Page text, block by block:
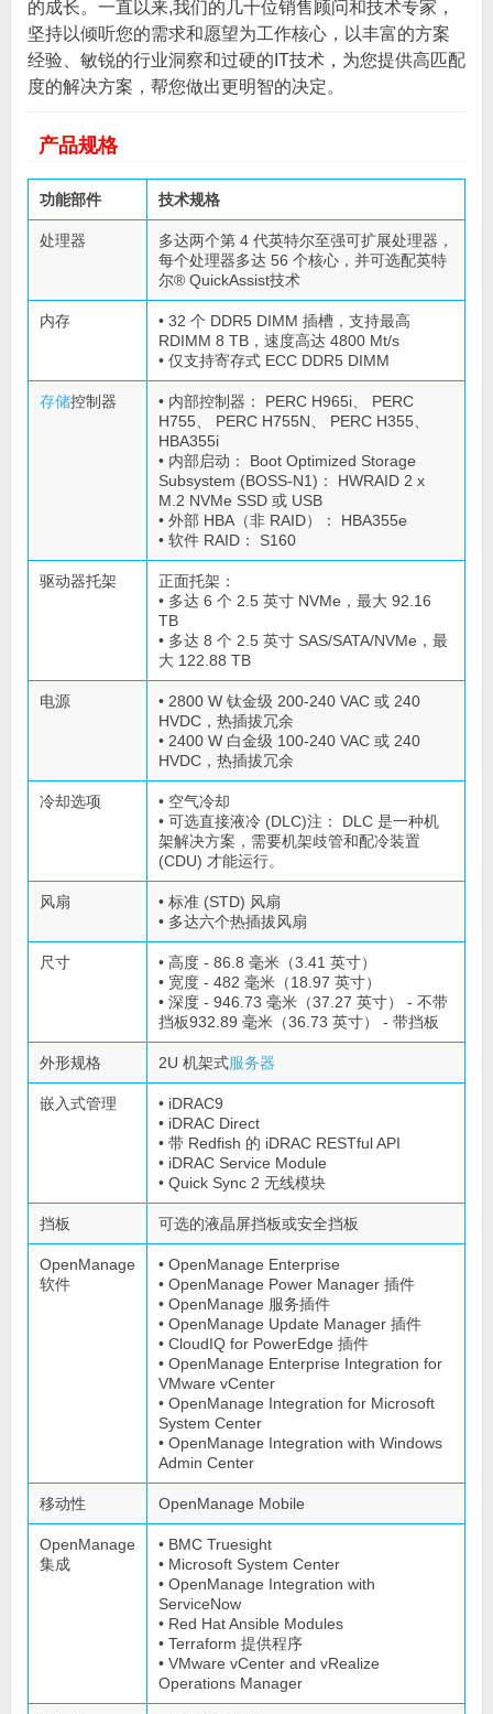
的成长。一直以来,我们的几十位销售顾问和技术专家，
坚持以倾听您的需求和愿望为工作核心，以丰富的方案
经验、敏锐的行业洞察和过硬的IT技术，为您提供高匹配
度的解决方案，帮您做出更明智的决定。
产品规格
功能部件 技术规格
处理器
多达两个第 4 代英特尔至强可扩展处理器，
每个处理器多达 56 个核心，并可选配英特
尔® QuickAssist技术
内存
• 32 个 DDR5 DIMM 插槽，支持最高
RDIMM 8 TB，速度高达 4800 Mt/s
• 仅支持寄存式 ECC DDR5 DIMM
存储控制器
• 内部控制器： PERC H965i、 PERC
H755、 PERC H755N、 PERC H355、
HBA355i
• 内部启动： Boot Optimized Storage
Subsystem (BOSS-N1)： HWRAID 2 x
M.2 NVMe SSD 或 USB
• 外部 HBA（非 RAID）： HBA355e
• 软件 RAID： S160
驱动器托架
正面托架：
• 多达 6 个 2.5 英寸 NVMe，最大 92.16
TB
• 多达 8 个 2.5 英寸 SAS/SATA/NVMe，最
大 122.88 TB
电源
• 2800 W 钛金级 200-240 VAC 或 240
HVDC，热插拔冗余
• 2400 W 白金级 100-240 VAC 或 240
HVDC，热插拔冗余
冷却选项
• 空气冷却
• 可选直接液冷 (DLC)注： DLC 是一种机
架解决方案，需要机架歧管和配冷装置
(CDU) 才能运行。
风扇
• 标准 (STD) 风扇
• 多达六个热插拔风扇
尺寸
• 高度 - 86.8 毫米（3.41 英寸）
• 宽度 - 482 毫米（18.97 英寸）
• 深度 - 946.73 毫米（37.27 英寸） - 不带
挡板932.89 毫米（36.73 英寸） - 带挡板
外形规格 2U 机架式服务器
嵌入式管理
• iDRAC9
• iDRAC Direct
• 带 Redfish 的 iDRAC RESTful API
• iDRAC Service Module
• Quick Sync 2 无线模块
挡板 可选的液晶屏挡板或安全挡板
OpenManage
软件
• OpenManage Enterprise
• OpenManage Power Manager 插件
• OpenManage 服务插件
• OpenManage Update Manager 插件
• CloudIQ for PowerEdge 插件
• OpenManage Enterprise Integration for
VMware vCenter
• OpenManage Integration for Microsoft
System Center
• OpenManage Integration with Windows
Admin Center
移动性 OpenManage Mobile
OpenManage
集成
• BMC Truesight
• Microsoft System Center
• OpenManage Integration with
ServiceNow
• Red Hat Ansible Modules
• Terraform 提供程序
• VMware vCenter and vRealize
Operations Manager